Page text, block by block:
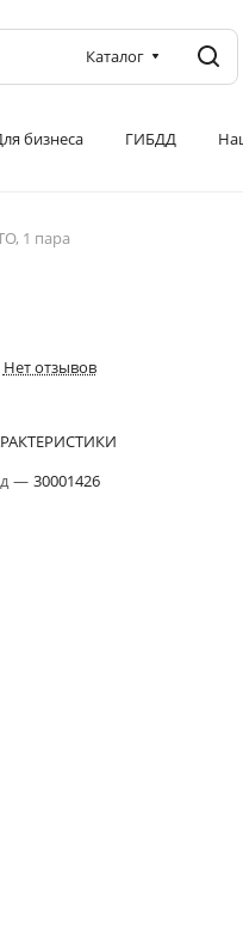
Каталог
бизнеса ГИБДД
1 пара
Нет отзывов
— 30001426